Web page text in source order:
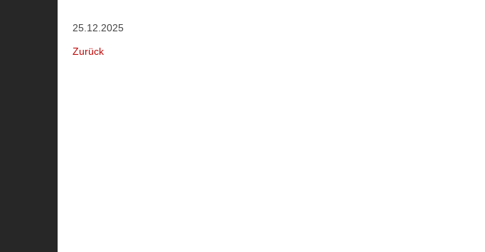
25.12.2025
Zurück